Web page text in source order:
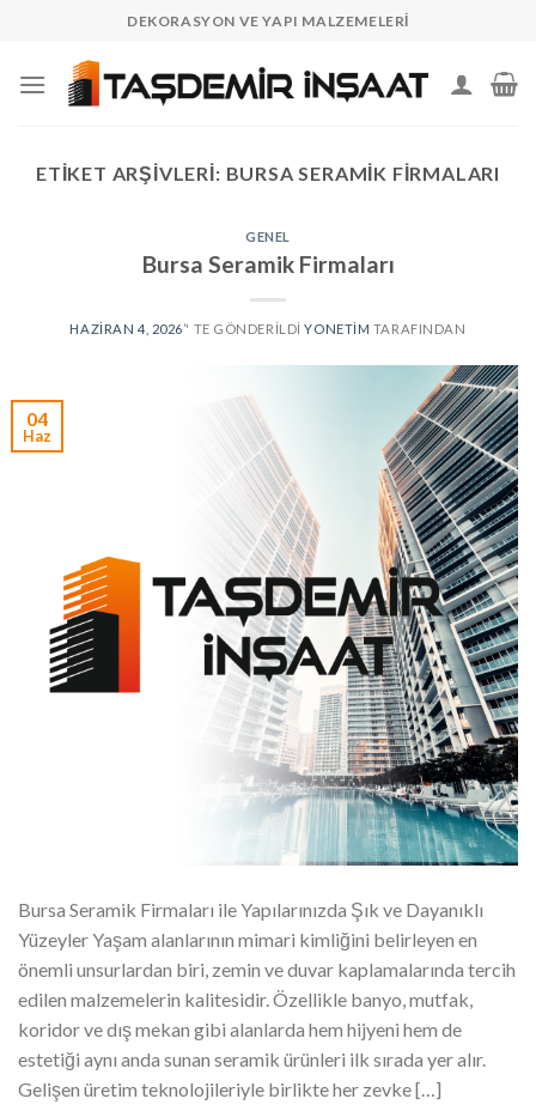
content
DEKORASYON VE YAPI MALZEMELERI
ETIKET ARŞIVLERI: BURSA SERAMIK FIRMALARI
GENEL
Bursa Seramik Firmaları
HAZIRAN 4, 2026’' TE GÖNDERILDI YONETIM TARAFINDAN
04
Haz
Bursa Seramik Firmaları ile Yapılarınızda Şık ve Dayanıklı
Yüzeyler Yaşam alanlarının mimari kimliğini belirleyen en
önemli unsurlardan biri, zemin ve duvar kaplamalarında tercih
edilen malzemelerin kalitesidir. Özellikle banyo, mutfak,
koridor ve dış mekan gibi alanlarda hem hijyeni hem de
estetiği aynı anda sunan seramik ürünleri ilk sırada yer alır.
Gelişen üretim teknolojileriyle birlikte her zevke […]